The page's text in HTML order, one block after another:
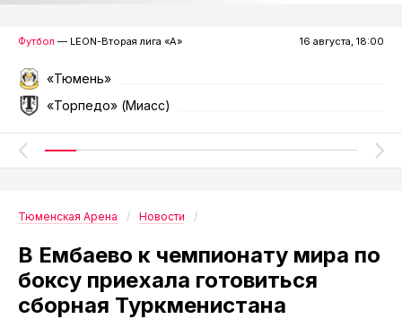
Футбол — LEON-Вторая лига «А» 16 августа, 18:00
«Тюмень»
«Торпедо» (Миасс)
Тюменская Арена Новости
В Ембаево к чемпионату мира по
боксу приехала готовиться
сборная Туркменистана